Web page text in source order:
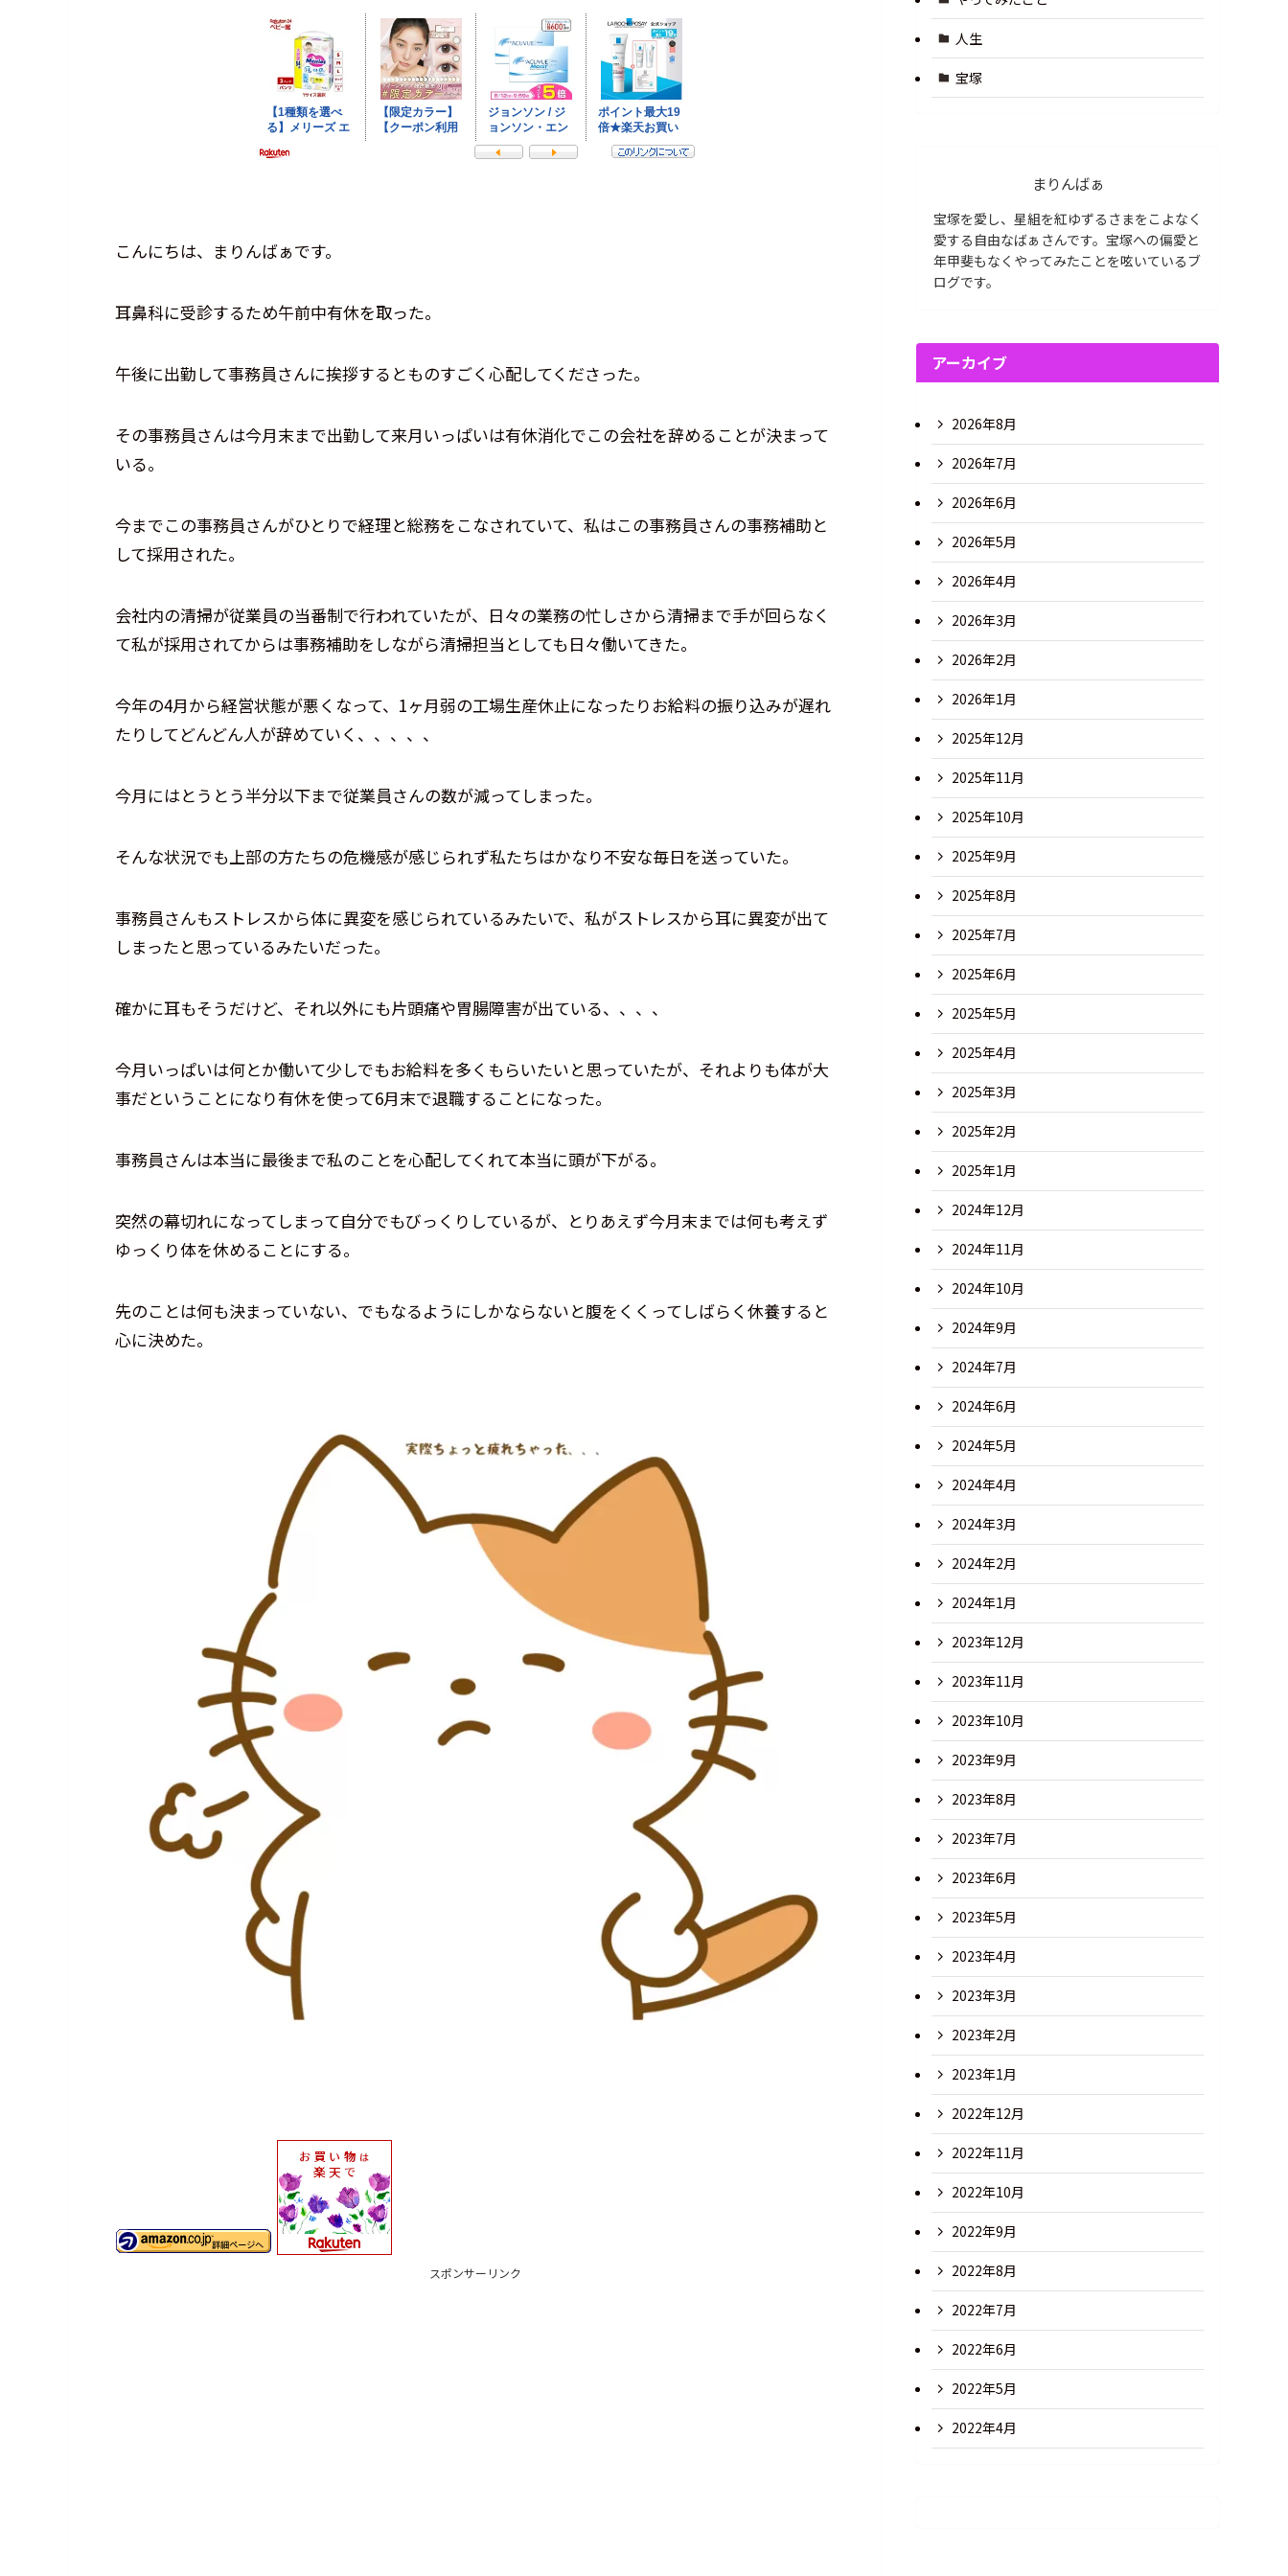
こんにちは、まりんばぁです。
耳鼻科に受診するため午前中有休を取った。
午後に出勤して事務員さんに挨拶するとものすごく心配してくださった。
その事務員さんは今月末まで出勤して来月いっぱいは有休消化でこの会社を辞めることが決まって
いる。
今までこの事務員さんがひとりで経理と総務をこなされていて、私はこの事務員さんの事務補助と
して採用された。
会社内の清掃が従業員の当番制で行われていたが、日々の業務の忙しさから清掃まで手が回らなく
て私が採用されてからは事務補助をしながら清掃担当としても日々働いてきた。
今年の4月から経営状態が悪くなって、1ヶ月弱の工場生産休止になったりお給料の振り込みが遅れ
たりしてどんどん人が辞めていく、、、、、
今月にはとうとう半分以下まで従業員さんの数が減ってしまった。
そんな状況でも上部の方たちの危機感が感じられず私たちはかなり不安な毎日を送っていた。
事務員さんもストレスから体に異変を感じられているみたいで、私がストレスから耳に異変が出て
しまったと思っているみたいだった。
確かに耳もそうだけど、それ以外にも片頭痛や胃腸障害が出ている、、、、
今月いっぱいは何とか働いて少しでもお給料を多くもらいたいと思っていたが、それよりも体が大
事だということになり有休を使って6月末で退職することになった。
事務員さんは本当に最後まで私のことを心配してくれて本当に頭が下がる。
突然の幕切れになってしまって自分でもびっくりしているが、とりあえず今月末までは何も考えず
ゆっくり体を休めることにする。
先のことは何も決まっていない、でもなるようにしかならないと腹をくくってしばらく休養すると
心に決めた。
スポンサーリンク
人生
宝塚
まりんばぁ
宝塚を愛し、星組を紅ゆずるさまをこよなく
愛する自由なばぁさんです。宝塚への偏愛と
年甲斐もなくやってみたことを呟いているブ
ログです。
アーカイブ
2026年8月
2026年7月
2026年6月
2026年5月
2026年4月
2026年3月
2026年2月
2026年1月
2025年12月
2025年11月
2025年10月
2025年9月
2025年8月
2025年7月
2025年6月
2025年5月
2025年4月
2025年3月
2025年2月
2025年1月
2024年12月
2024年11月
2024年10月
2024年9月
2024年7月
2024年6月
2024年5月
2024年4月
2024年3月
2024年2月
2024年1月
2023年12月
2023年11月
2023年10月
2023年9月
2023年8月
2023年7月
2023年6月
2023年5月
2023年4月
2023年3月
2023年2月
2023年1月
2022年12月
2022年11月
2022年10月
2022年9月
2022年8月
2022年7月
2022年6月
2022年5月
2022年4月